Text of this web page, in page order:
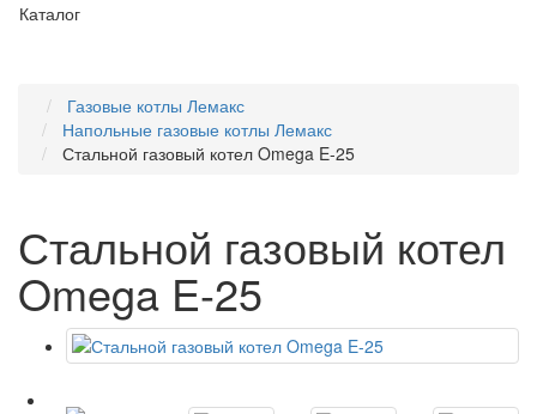
Каталог
Газовые котлы Лемакс
Напольные газовые котлы Лемакс
Стальной газовый котел Omega E-25
Стальной газовый котел
Omega E-25